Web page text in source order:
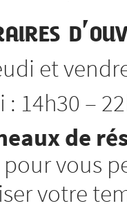
et
: 14h30 –
de
pour vous
votre